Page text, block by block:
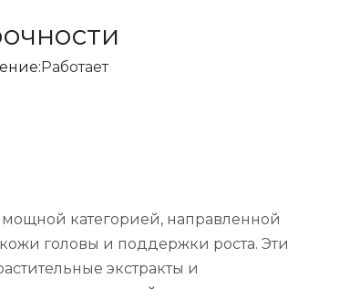
Работает
категорией, направленной
головы и поддержки роста. Эти
экстракты и